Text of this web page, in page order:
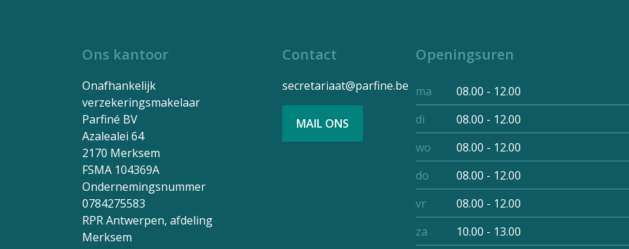
Ons kantoor
Onafhankelijk
verzekeringsmakelaar
Parfiné BV
Azalealei 64
2170 Merksem
FSMA 104369A
Ondernemingsnummer
0784275583
RPR Antwerpen, afdeling
Merksem
Contact
secretariaat@parfine.be
MAIL ONS
Openingsuren
ma
08.00 - 12.00
di
08.00 - 12.00
wo
08.00 - 12.00
do
08.00 - 12.00
vr
08.00 - 12.00
za
10.00 - 13.00